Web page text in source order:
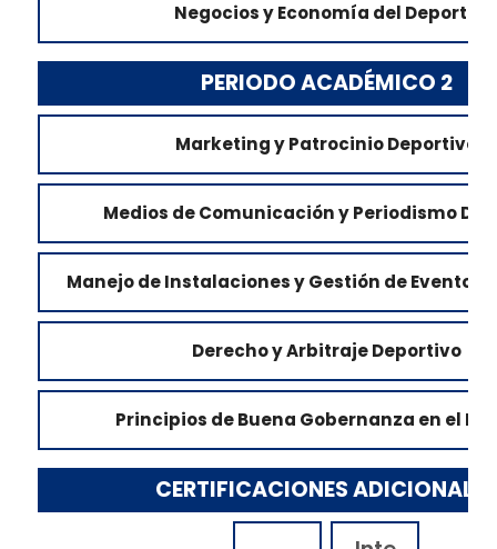
Negocios y Economía del Deporte
PERIODO ACADÉMICO 2
Marketing y Patrocinio Deportivo
Medios de Comunicación y Periodismo
Manejo de Instalaciones y Gestión de Eventos
Derecho y Arbitraje Deportivo
Principios de Buena Gobernanza en el
CERTIFICACIONES ADICIONALES